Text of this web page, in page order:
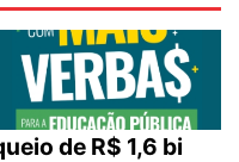
de R$ 1,6 bi